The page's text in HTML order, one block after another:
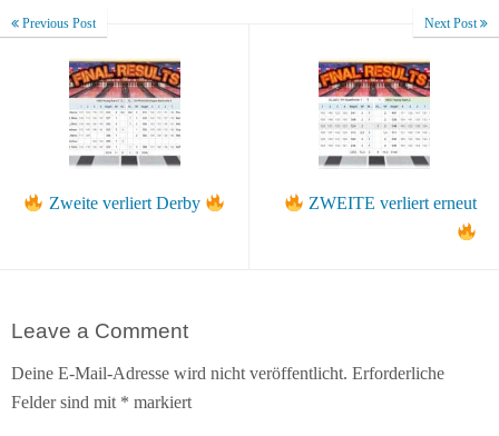
Previous Post
Zweite verliert Derby
Next Post
ZWEITE verliert erneut
Leave a Comment
Deine E-Mail-Adresse wird nicht veröffentlicht. Erforderliche
Felder sind mit * markiert